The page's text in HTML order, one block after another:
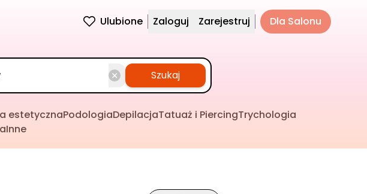
Ulubione Zaloguj Zarejestruj Dla Salonu
Szukaj
estetycznaPodologiaDepilacjaTatuaż i PiercingTrychologia
Inne